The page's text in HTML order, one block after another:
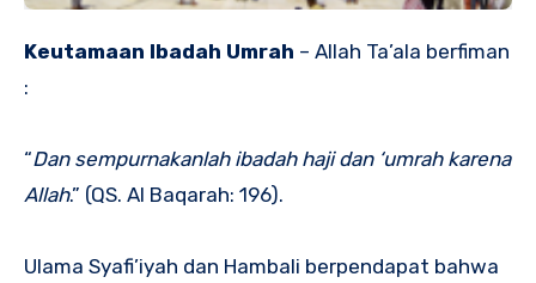
Keutamaan Ibadah Umrah – Allah Ta’ala berfiman
:
“Dan sempurnakanlah ibadah haji dan ‘umrah karena
Allah.” (QS. Al Baqarah: 196).
Ulama Syafi’iyah dan Hambali berpendapat bahwa